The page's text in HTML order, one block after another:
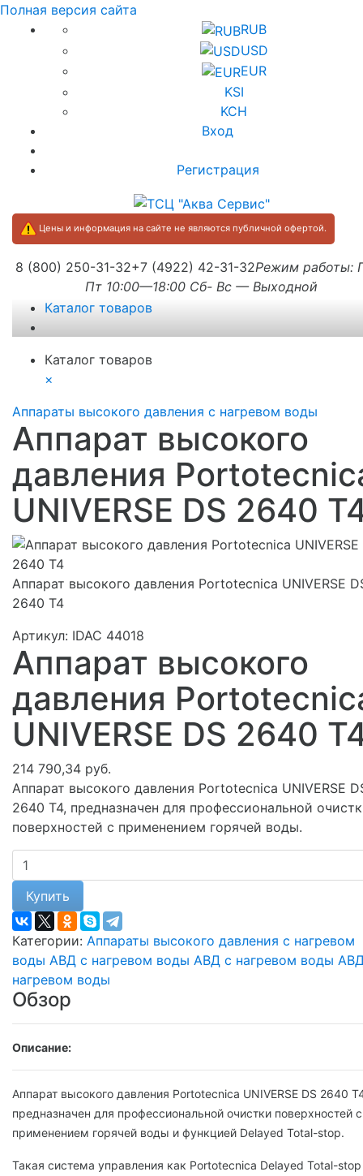
Полная версия сайта
RUB
USD
EUR
KSI
KCH
Вход
Регистрация
Цены и информация на сайте не являются публичной офертой.
8 (800) 250-31-32+7 (4922) 42-31-32Режим работы:
Пт 10:00—18:00 Сб- Вс — Выходной
Каталог товаров
Каталог товаров
×
Аппараты высокого давления с нагревом воды
Аппарат высокого
давления
UNIVERSE DS 2640
Аппарат высокого давления Portotecnica UNIVERSE
2640 T4
Артикул: IDAC 44018
Аппарат высокого
давления
UNIVERSE DS 2640
214 790,34 руб.
Аппарат высокого давления Portotecnica UNIVERSE
2640 T4, предназначен для профессиональной
поверхностей с применением горячей воды.
Купить
Категории: Аппараты высокого давления с нагревом
воды АВД с нагревом воды АВД с нагревом воды
нагревом воды
Обзор
Описание:
Аппарат высокого давления Portotecnica UNIVERSE DS 2640
предназначен для профессиональной очистки поверхностей с
применением горячей воды и функцией Delayed Total-stop.
Такая система управления как Portotecnica Delayed Total-stop